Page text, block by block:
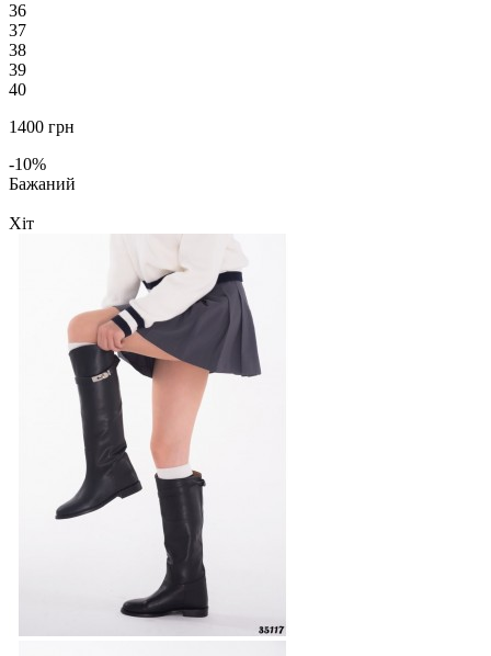
36
37
38
39
40
1400 грн
-10%
Бажаний
Хіт